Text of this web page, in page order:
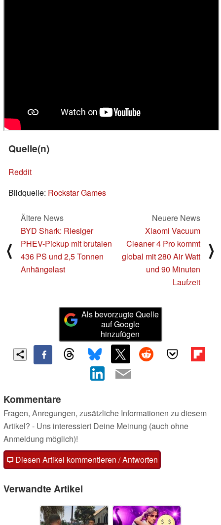
Quelle(n)
Reddit
Bildquelle: Rockstar Games
⟨
Ältere News
BYD Shark: Riesiger
PHEV-Pickup mit brutalen
436 PS und 2,5 Tonnen
Anhängelast
Neuere News
Xiaomi Vacuum
Cleaner 4 Pro kommt
global mit 280 Air Watt
und 90 Minuten
Laufzeit
⟩
Als bevorzugte Quelle
auf Google
hinzufügen
Kommentare
Fragen, Anregungen, zusätzliche Informationen zu diesem
Artikel? - Uns interessiert Deine Meinung (auch ohne
Anmeldung möglich)!
Diesen Artikel kommentieren / Antworten
Verwandte Artikel